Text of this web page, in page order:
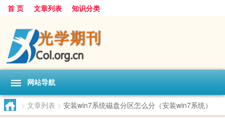
首 页 文章列表 知识分类
网站导航
> 文章列表 > 安装win7系统磁盘分区怎么分（安装win7系统）